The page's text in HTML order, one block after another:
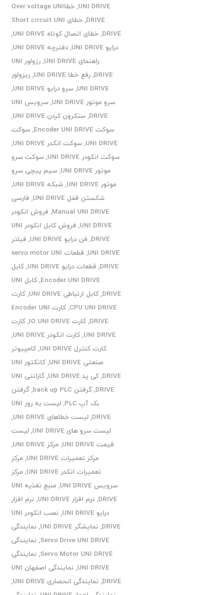
UNI DRIVE
,
خطاOver voltage UNI
DRIVE
,
خطای Short circuit UNI
DRIVE
,خطای اتصال کوتاه UNI DRIVE
,
درایو UNI DRIVE
,دفترچه UNI DRIVE
,
راهنمای UNI DRIVE
,
رزولور UNI
DRIVE
,رفع خطا UNI DRIVE ,ریزولور
UNI DRIVE
,سرو درایو UNI DRIVE
,
سرو موتور UNI DRIVE
,
سرویس UNI
DRIVE
,سنکرون کردن UNI DRIVE
,
سوکت Encoder UNI DRIVE
,سوکت
UNI DRIVE
,سوکت انکدر UNI DRIVE
,
سوکت انکودر UNI DRIVE
,سوکت سرو
موتور UNI DRIVE
,سیم پیچی سرو
موتور UNI DRIVE
,شبکه UNI DRIVE
,
شکستن قفل UNI DRIVE
, فارسی
Manual UNI DRIVE
, فروش انکودر
UNI DRIVE
,
فروش کابل انکودر UNI
DRIVE
, فن درایو UNI DRIVE , فیلتر
UNI DRIVE
,
قطعات servo motor UNI
DRIVE
, قطعات درایو UNI DRIVE ,کابل
Encoder UNI DRIVE
,
کابل UNI
DRIVE
,کابل ارتباطی UNI DRIVE ,کارت
CPU UNI DRIVE
,
کارت Encoder UNI
DRIVE
,کارت IO UNI DRIVE ,کارت
UNI DRIVE
,کارت انکودر UNI DRIVE
,
کارت کنترل UNI DRIVE
,کامپیوتر
صنعتی UNI DRIVE
,
کانکتور UNI
DRIVE
,کی پد UNI DRIVE ,
گارانتی UNI
DRIVE
,گرفتن back up PLC ,گرفتن
بک آپ PLC
,
لیست به روز UNI
DRIVE
,لیست خطاهای UNI DRIVE
,
لیست سرو های UNI DRIVE
,لیست
قیمت UNI DRIVE
,مرکز UNI DRIVE
,
مرکز تعمیرات UNI DRIVE
,مرکز
تعمیرات انکدر UNI DRIVE
,مرکز
سرویس UNI DRIVE
,
منبع تغذیه UNI
DRIVE
, نرم افزار UNI DRIVE , نرم افزار
درایو UNI DRIVE
,
نصب انکودر UNI
DRIVE
, نمایشگر UNI DRIVE , نمایندگی
Servo Drive UNI DRIVE
, نمایندگی
Servo Motor UNI DRIVE
, نمایندگی
UNI DRIVE
,
نمایندگی اصفهان UNI
DRIVE
, نمایندگی انحصاری UNI DRIVE
,